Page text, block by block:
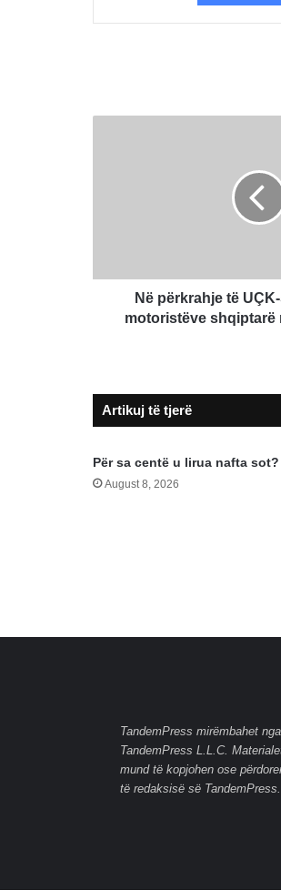
shqiptarë
Në përkrahje të
motoristëve shqiptarë
Artikuj të tjerë
Për sa centë u lirua nafta sot?
August 8, 2026
TandemPress mirëmbahet
TandemPress L.L.C.
mund të kopjohen ose
të redaksisë së TandemPress.